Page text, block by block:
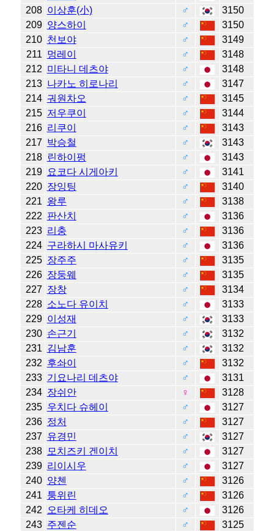
208 이상훈(小) ♂
3150
209 양스하이 ♂
3150
210 천보야 ♂
3149
211 멍레이 ♂
3148
212 미타니 데츠야 ♂
3148
213 나카노 히로나리 ♂
3147
214 궈원차오 ♂
3145
215 저우쿠이 ♂
3144
216 리쿠이 ♂
3143
217 박승철 ♂
3143
218 린하이펑 ♂
3143
219 요코다 시게아키 ♂
3141
220 장잉팅 ♂
3140
221 왕루 ♂
3138
222 판산치 ♂
3136
223 리충 ♂
3136
224 구라하시 마사유키 ♂
3136
225 장주주 ♂
3135
226 장둥웨 ♂
3135
227 장창 ♂
3134
228 소노다 유이치 ♂
3133
229 이성재 ♂
3133
230 손근기 ♂
3132
231 김남훈 ♂
3132
232 후솨이 ♂
3132
233 기요나리 데츠야 ♂
3131
234 장쉬안 ♀
3128
235 우치다 슈헤이 ♂
3127
236 정처 ♂
3127
237 유경민 ♂
3127
238
모치즈키 겐이치 ♂
3127
239 리이시우 ♂
3127
240 양첸 ♂
3126
241 퉁위린 ♂
3126
242
오타케 히데오 ♂
3126
243 주젠순 ♂
3125